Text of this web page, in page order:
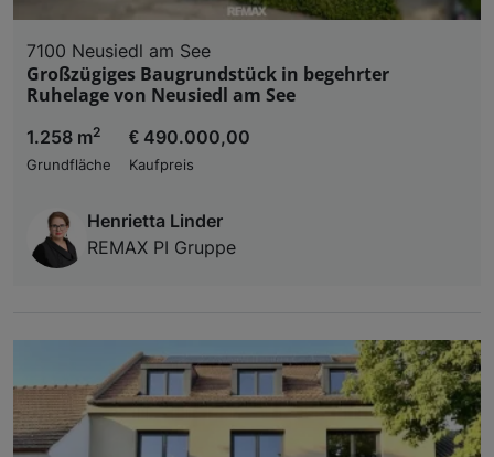
7100 Neusiedl am See
Großzügiges Baugrundstück in begehrter
Ruhelage von Neusiedl am See
1.258 m2
Grundfläche
€ 490.000,00
Kaufpreis
Henrietta Linder
REMAX PI Gruppe